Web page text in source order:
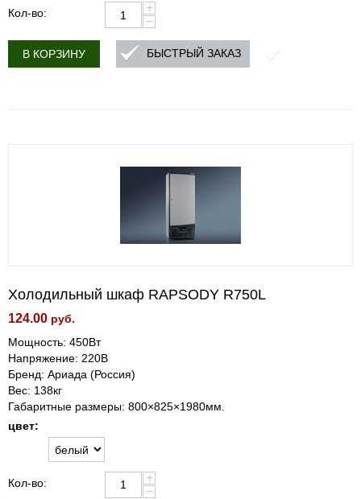
Кол-во:
+
−
В КОРЗИНУ БЫСТРЫЙ ЗАКАЗ
Холодильный шкаф RAPSODY R750L
124.00 руб.
Мощность: 450Вт
Напряжение: 220В
Бренд: Ариада (Россия)
Вес: 138кг
Габаритные размеры: 800×825×1980мм.
цвет:
Кол-во:
+
−